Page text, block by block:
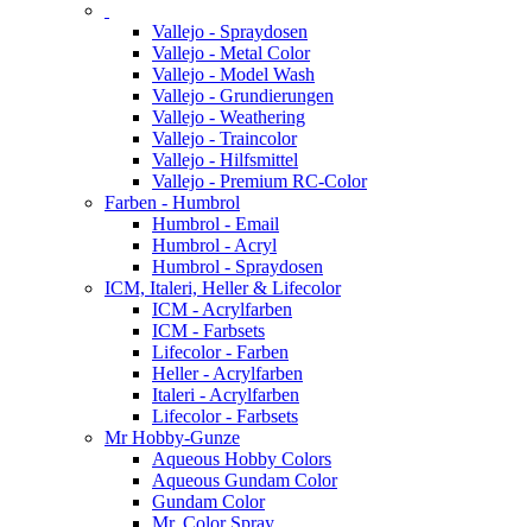
Vallejo - Spraydosen
Vallejo - Metal Color
Vallejo - Model Wash
Vallejo - Grundierungen
Vallejo - Weathering
Vallejo - Traincolor
Vallejo - Hilfsmittel
Vallejo - Premium RC-Color
Farben - Humbrol
Humbrol - Email
Humbrol - Acryl
Humbrol - Spraydosen
ICM, Italeri, Heller & Lifecolor
ICM - Acrylfarben
ICM - Farbsets
Lifecolor - Farben
Heller - Acrylfarben
Italeri - Acrylfarben
Lifecolor - Farbsets
Mr Hobby-Gunze
Aqueous Hobby Colors
Aqueous Gundam Color
Gundam Color
Mr. Color Spray